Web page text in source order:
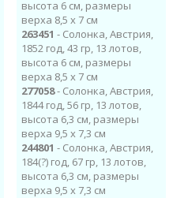
высота 6 см, размеры
верха 8,5 х 7 см
263451 - Солонка, Австрия,
1852 год, 43 гр, 13 лотов,
высота 6 см, размеры
верха 8,5 х 7 см
277058- Солонка, Австрия,
1844 год, 56 гр, 13 лотов,
высота 6,3 см, размеры
верха 9,5 х 7,3 см
244801 - Солонка, Австрия,
184(?) год, 67 гр, 13 лотов,
высота 6,3 см, размеры
верха 9,5 х 7,3 см